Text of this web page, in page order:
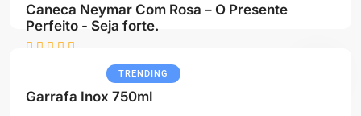
Caneca Neymar Com Rosa – O Presente
Perfeito - Seja forte.
Solicitar Cotação
TRENDING
Garrafa Inox 750ml